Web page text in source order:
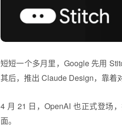
短短一个多月里，Google 先用
其后，推出 Claude Design，靠着
4 月 21 日，OpenAI 也正式登场
面。